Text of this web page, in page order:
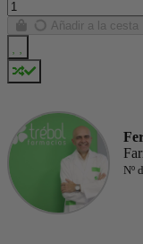
Añadir a la cesta
Nº